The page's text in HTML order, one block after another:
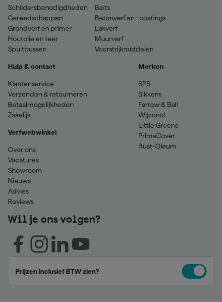
Schildersbenodigdheden
Gereedschappen
Grondverf en primer
Houtolie en teer
Spuitbussen
Beits
Betonverf en -coatings
Lakverf
Muurverf
Voorstrijkmiddelen
Hulp & contact
Klantenservice
Verzenden & retourneren
Betaalmogelijkheden
Zakelijk
Verfwebwinkel
Over ons
Vacatures
Showroom
Nieuws
Advies
Reviews
Merken
SPS
Sikkens
Farrow & Ball
Wijzonol
Little Greene
PrimaCover
Rust-Oleum
Wil je ons volgen?
Prijzen inclusief BTW zien?